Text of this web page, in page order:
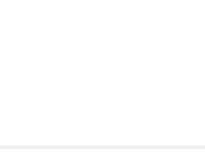
dan video anti